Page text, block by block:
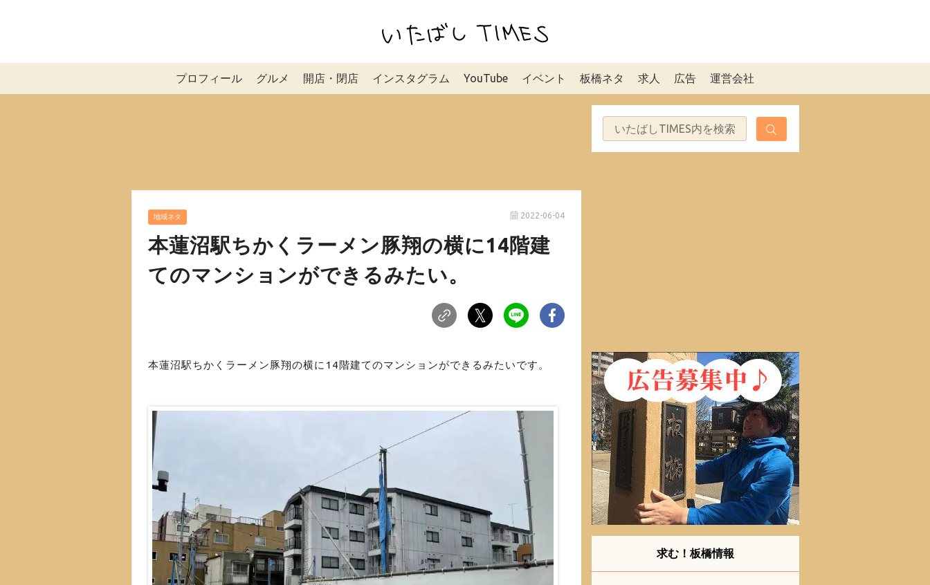
プロフィール グルメ 開店・閉店 インスタグラム YouTube イベント 板橋ネタ 求人 広告 運営会社
地域ネタ 2022-06-04
本蓮沼駅ちかくラーメン豚翔の横に14階建
てのマンションができるみたい。
本蓮沼駅ちかくラーメン豚翔の横に14階建てのマンションができるみたいです。
求む！板橋情報